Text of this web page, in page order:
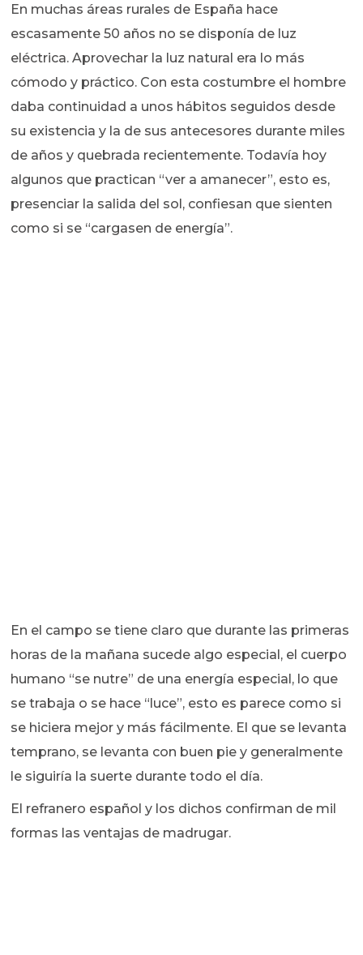
En muchas áreas rurales de España hace
escasamente 50 años no se disponía de luz
eléctrica. Aprovechar la luz natural era lo más
cómodo y práctico. Con esta costumbre el hombre
daba continuidad a unos hábitos seguidos desde
su existencia y la de sus antecesores durante miles
de años y quebrada recientemente. Todavía hoy
algunos que practican “ver a amanecer”, esto es,
presenciar la salida del sol, confiesan que sienten
como si se “cargasen de energía”.
En el campo se tiene claro que durante las primeras
horas de la mañana sucede algo especial, el cuerpo
humano “se nutre” de una energía especial, lo que
se trabaja o se hace “luce”, esto es parece como si
se hiciera mejor y más fácilmente. El que se levanta
temprano, se levanta con buen pie y generalmente
le siguiría la suerte durante todo el día.
El refranero español y los dichos confirman de mil
formas las ventajas de madrugar.